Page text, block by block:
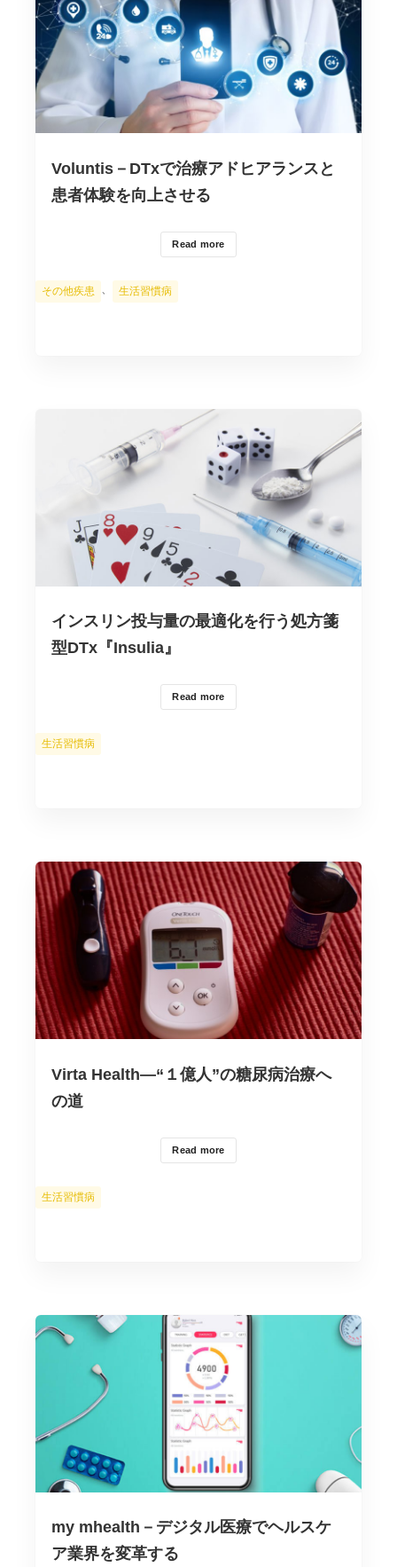
Voluntis－DTxで治療アドヒアランスと
患者体験を向上させる
Read more
カ
テ
その他疾患 生活習慣病
インスリン投与量の最適化を行う処方箋
型DTx『Insulia』
Read more
カ
テ
生活習慣病
Virta Health―“１億人”の糖尿病治療へ
の道
Read more
カ
テ
生活習慣病
my mhealth－デジタル医療でヘルスケ
ア業界を変革する